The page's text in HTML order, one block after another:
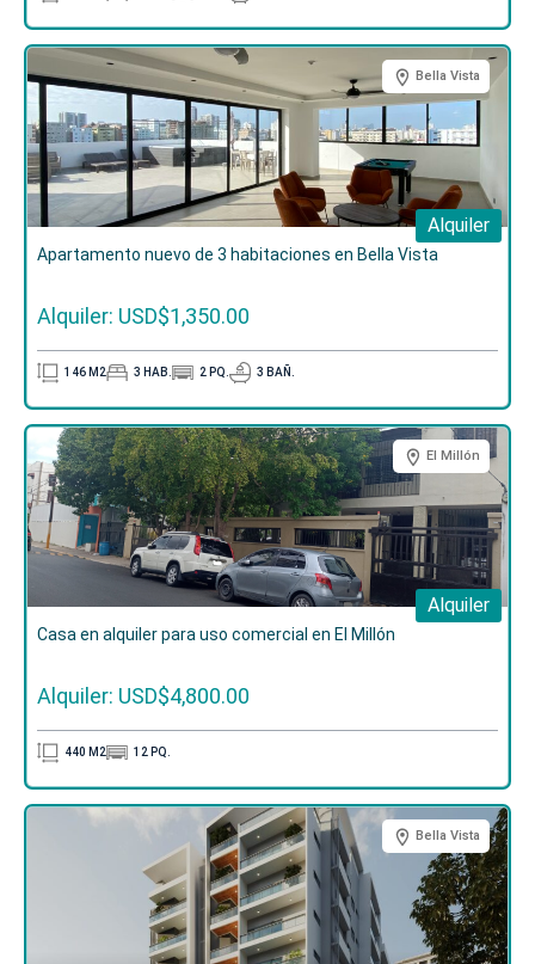
Bella Vista
Alquiler
Apartamento nuevo de 3 habitaciones en Bella Vista
Alquiler: USD$1,350.00
146 M2 3 HAB. 2 PQ. 3 BAÑ.
El Millón
Alquiler
Casa en alquiler para uso comercial en El Millón
Alquiler: USD$4,800.00
440 M2 12 PQ.
Bella Vista